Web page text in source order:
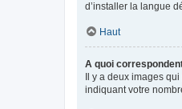
d’installer la langue
Haut
A quoi
Il y a deux images
indiquant votre